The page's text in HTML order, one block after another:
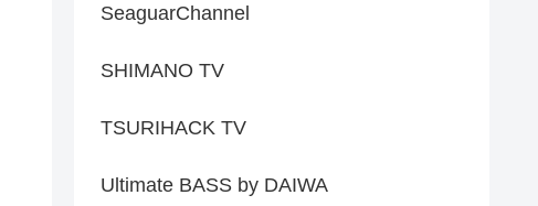
SeaguarChannel
SHIMANO TV
TSURIHACK TV
Ultimate BASS by DAIWA